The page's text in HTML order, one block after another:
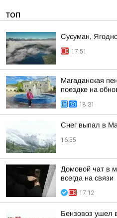
ТОП
Сусуман,
17:51
Магаданская
поездке на
18:31
Снег выпал в
16:55
Домовой чат в
всегда на связи
17:12
Бензовоз ушел